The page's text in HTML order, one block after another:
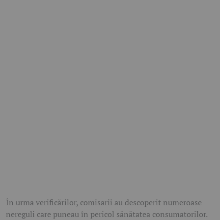
În urma verificărilor, comisarii au descoperit numeroase
nereguli care puneau în pericol sănătatea consumatorilor.